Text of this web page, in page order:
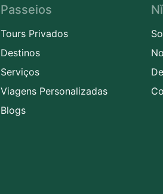
Passeios
Tours Privados
Destinos
Serviços
Viagens Personalizadas
Blogs